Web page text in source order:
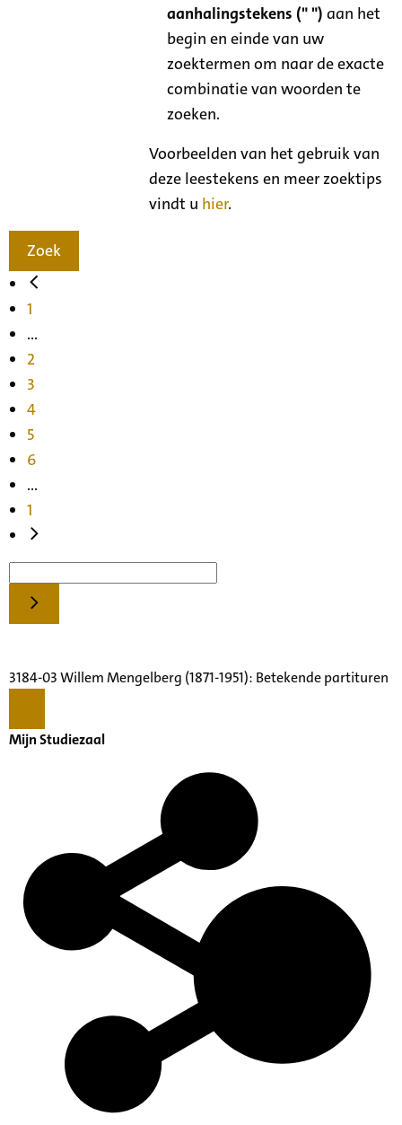
aanhalingstekens (" ") aan het
begin en einde van uw
zoektermen om naar de exacte
combinatie van woorden te
zoeken.
Voorbeelden van het gebruik van
deze leestekens en meer zoektips
vindt u hier.
Zoek
1
...
2
3
4
5
6
...
1
3184-03 Willem Mengelberg (1871-1951): Betekende partituren
Mijn Studiezaal